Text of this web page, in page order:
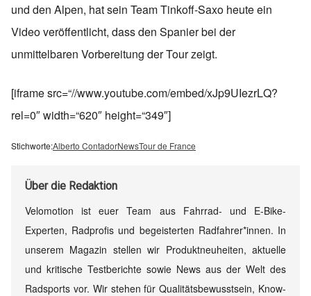
und den Alpen, hat sein Team Tinkoff-Saxo heute ein
Video veröffentlicht, dass den Spanier bei der
unmittelbaren Vorbereitung der Tour zeigt.
[iframe src=“//www.youtube.com/embed/xJp9UIezrLQ?
rel=0″ width=“620″ height=“349″]
Stichworte:Alberto ContadorNewsTour de France
Überdie Redaktion
Velomotion ist euer Team aus Fahrrad- und E-Bike-
Experten, Radprofis und begeisterten Radfahrer*innen. In
unserem Magazin stellen wir Produktneuheiten, aktuelle
und kritische Testberichte sowie News aus der Welt des
Radsports vor. Wir stehen für Qualitätsbewusstsein, Know-